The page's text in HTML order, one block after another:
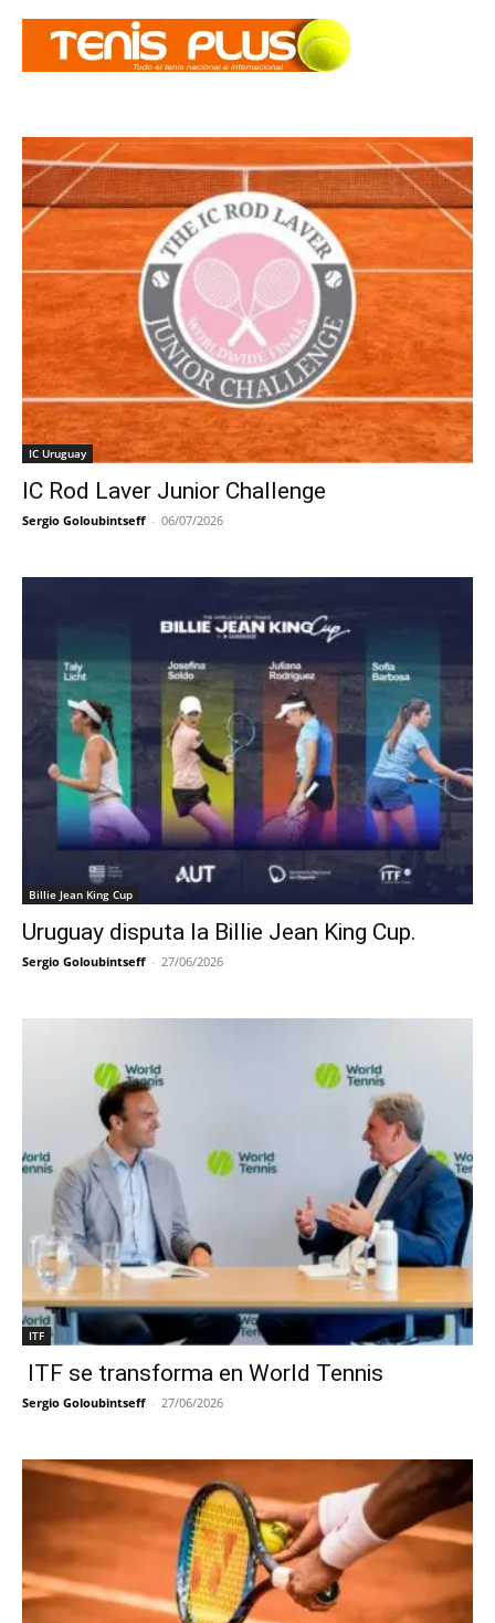
IC Uruguay
IC Rod Laver Junior Challenge
Sergio Goloubintseff - 06/07/2026
Billie Jean King Cup
Uruguay disputa la Billie Jean King Cup.
Sergio Goloubintseff - 27/06/2026
ITF
ITF se transforma en World Tennis
Sergio Goloubintseff - 27/06/2026